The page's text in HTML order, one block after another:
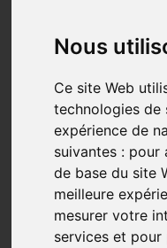
Nous
Ce site Web
technologies de
expérience de
suivantes : pour
de base du site
meilleure
mesurer votre
services et pour
May 18, 2020